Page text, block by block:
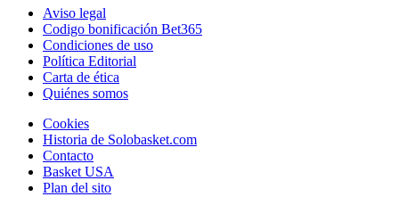
Aviso legal
Codigo bonificación Bet365
Condiciones de uso
Política Editorial
Carta de ética
Quiénes somos
Cookies
Historia de Solobasket.com
Contacto
Basket USA
Plan del sito